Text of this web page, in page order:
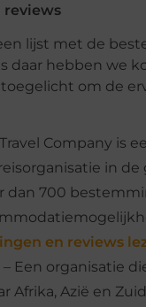
reviews
lijst met de
daar hebben we
om de
Company is
in de
dan 700
en reviews
– Een organisatie
Afrika, Azië en